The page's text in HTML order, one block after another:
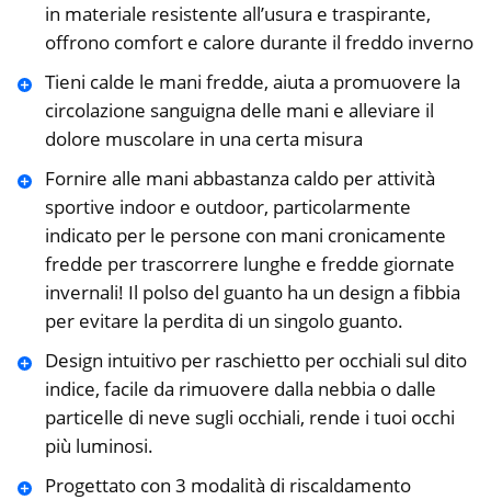
in materiale resistente all’usura e traspirante,
offrono comfort e calore durante il freddo inverno
Tieni calde le mani fredde, aiuta a promuovere la
circolazione sanguigna delle mani e alleviare il
dolore muscolare in una certa misura
Fornire alle mani abbastanza caldo per attività
sportive indoor e outdoor, particolarmente
indicato per le persone con mani cronicamente
fredde per trascorrere lunghe e fredde giornate
invernali! Il polso del guanto ha un design a fibbia
per evitare la perdita di un singolo guanto.
Design intuitivo per raschietto per occhiali sul dito
indice, facile da rimuovere dalla nebbia o dalle
particelle di neve sugli occhiali, rende i tuoi occhi
più luminosi.
Progettato con 3 modalità di riscaldamento